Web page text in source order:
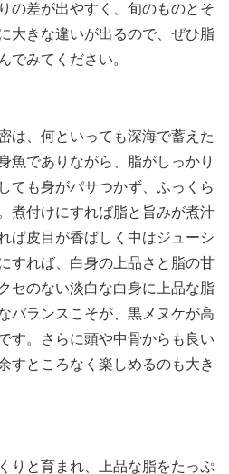
の差が出やすく、旬のものとそ
大きな違いが出るので、ぜひ脂
でみてください。
は、何といっても深海で蓄えた
魚でありながら、脂がしっかり
ても身がパサつかず、ふっくら
煮付けにすれば脂と旨みが煮汁
ば皮目が香ばしく中はジューシ
すれば、白身の上品さと脂の甘
セのない淡白な白身に上品な脂
バランスこそが、黒メヌケが高
す。さらに頭や中骨からも良い
すところなく楽しめるのも大き
りと育まれ、上品な脂をたっぷ